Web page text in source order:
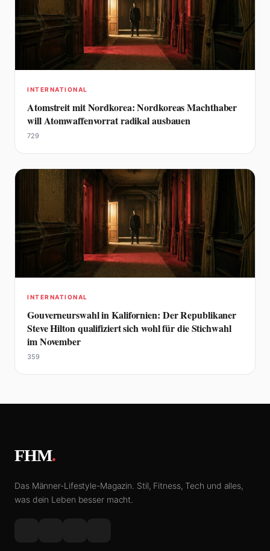
INTERNATIONAL
Atomstreit mit Nordkorea: Nordkoreas Machthaber
will Atomwaffenvorrat radikal ausbauen
729
INTERNATIONAL
Gouverneurswahl in Kalifornien: Der Republikaner
Steve Hilton qualifiziert sich wohl für die Stichwahl
im November
359
FHM.
Das Männer-Lifestyle-Magazin. Stil, Fitness, Tech und alles,
was dein Leben besser macht.